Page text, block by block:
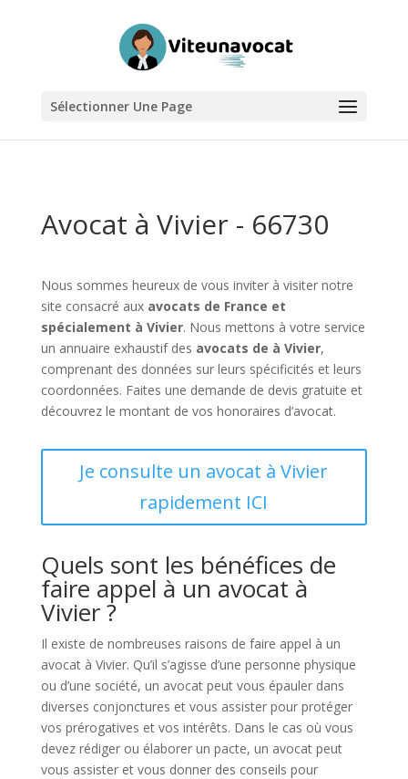
Sélectionner Une Page
Avocat à Vivier - 66730
Nous sommes heureux de vous inviter à visiter notre
site consacré aux avocats de France et
spécialement à Vivier. Nous mettons à votre service
un annuaire exhaustif des avocats de à Vivier,
comprenant des données sur leurs spécificités et leurs
coordonnées. Faites une demande de devis gratuite et
découvrez le montant de vos honoraires d’avocat.
Je consulte un avocat à Vivier
rapidement ICI
Quels sont les bénéfices de
faire appel à un avocat à
Vivier ?
Il existe de nombreuses raisons de faire appel à un
avocat à Vivier. Qu’il s’agisse d’une personne physique
ou d’une société, un avocat peut vous épauler dans
diverses conjonctures et vous assister pour protéger
vos prérogatives et vos intérêts. Dans le cas où vous
devez rédiger ou élaborer un pacte, un avocat peut
vous assister et vous donner des conseils pour